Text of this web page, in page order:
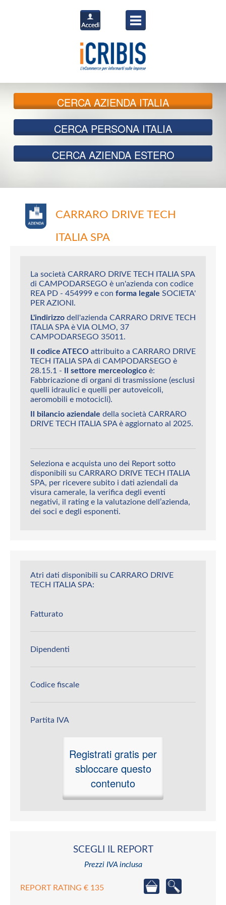
CERCAAZIENDA ITALIA
CERCA PERSONA ITALIA
CERCA AZIENDA ESTERO
CARRARO DRIVE TECH
ITALIA SPA
La società CARRARO DRIVE TECH ITALIA SPA
di CAMPODARSEGO è un'azienda con codice
REA PD - 454999 e con forma legale SOCIETA'
PER AZIONI.
L'indirizzo dell'azienda CARRARO DRIVE TECH
ITALIA SPA è VIA OLMO, 37
CAMPODARSEGO 35011.
Il codice ATECO attribuito a CARRARO DRIVE
TECH ITALIA SPA di CAMPODARSEGO è
28.15.1 - Il settore merceologico è:
Fabbricazione di organi di trasmissione (esclusi
quelli idraulici e quelli per autoveicoli,
aeromobili e motocicli).
Il bilancio aziendale della società CARRARO
DRIVE TECH ITALIA SPA è aggiornato al 2025.
Seleziona e acquista uno dei Report sotto
disponibili su CARRARO DRIVE TECH ITALIA
SPA, per ricevere subito i dati aziendali da
visura camerale, la verifica degli eventi
negativi, il rating e la valutazione dell’azienda,
dei soci e degli esponenti.
Atri dati disponibili su CARRARO DRIVE
TECH ITALIA SPA:
Fatturato
Dipendenti
Codice fiscale
Partita IVA
Registrati gratis per
sbloccare questo
contenuto
SCEGLI IL REPORT
Prezzi IVA inclusa
REPORT RATING € 135